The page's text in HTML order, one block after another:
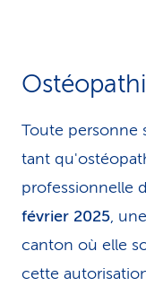
Toute personne
tant
professionnelle
février 2025,
canton où elle
cette